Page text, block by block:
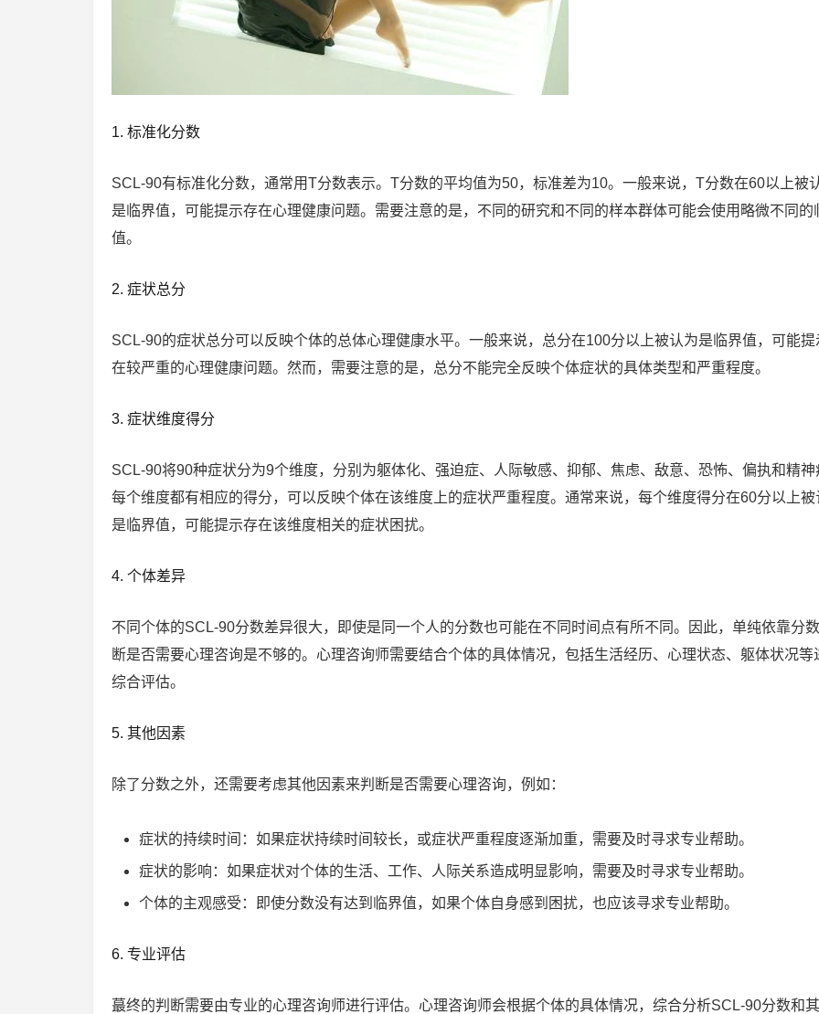
1. 标准化分数
SCL-90有标准化分数，通常用T分数表示。T分数的平均值为50，标准差为10。一般来说，T分数在60以上被
是临界值，可能提示存在心理健康问题。需要注意的是，不同的研究和不同的样本群体可能会使用略微不同的
值。
2. 症状总分
SCL-90的症状总分可以反映个体的总体心理健康水平。一般来说，总分在100分以上被认为是临界值，可能提
在较严重的心理健康问题。然而，需要注意的是，总分不能完全反映个体症状的具体类型和严重程度。
3. 症状维度得分
SCL-90将90种症状分为9个维度，分别为躯体化、强迫症、人际敏感、抑郁、焦虑、敌意、恐怖、偏执和精神
每个维度都有相应的得分，可以反映个体在该维度上的症状严重程度。通常来说，每个维度得分在60分以上被
是临界值，可能提示存在该维度相关的症状困扰。
4. 个体差异
不同个体的SCL-90分数差异很大，即使是同一个人的分数也可能在不同时间点有所不同。因此，单纯依靠分
断是否需要心理咨询是不够的。心理咨询师需要结合个体的具体情况，包括生活经历、心理状态、躯体状况等
综合评估。
5. 其他因素
除了分数之外，还需要考虑其他因素来判断是否需要心理咨询，例如：
症状的持续时间：如果症状持续时间较长，或症状严重程度逐渐加重，需要及时寻求专业帮助。
症状的影响：如果症状对个体的生活、工作、人际关系造成明显影响，需要及时寻求专业帮助。
个体的主观感受：即使分数没有达到临界值，如果个体自身感到困扰，也应该寻求专业帮助。
6. 专业评估
蕞终的判断需要由专业的心理咨询师进行评估。心理咨询师会根据个体的具体情况，综合分析SCL-90分数和